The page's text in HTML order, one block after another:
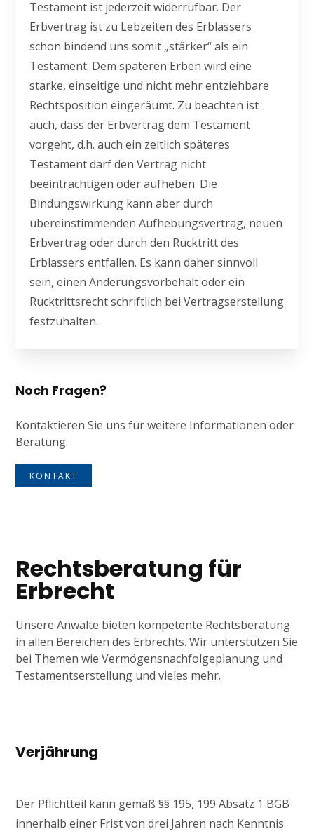
Testament ist jederzeit widerrufbar. Der
Erbvertrag ist zu Lebzeiten des Erblassers
schon bindend uns somit „stärker“ als ein
Testament. Dem späteren Erben wird eine
starke, einseitige und nicht mehr entziehbare
Rechtsposition eingeräumt. Zu beachten ist
auch, dass der Erbvertrag dem Testament
vorgeht, d.h. auch ein zeitlich späteres
Testament darf den Vertrag nicht
beeinträchtigen oder aufheben. Die
Bindungswirkung kann aber durch
übereinstimmenden Aufhebungsvertrag, neuen
Erbvertrag oder durch den Rücktritt des
Erblassers entfallen. Es kann daher sinnvoll
sein, einen Änderungsvorbehalt oder ein
Rücktrittsrecht schriftlich bei Vertragserstellung
festzuhalten.
Noch Fragen?
Kontaktieren Sie uns für weitere Informationen oder
Beratung.
KONTAKT
Rechtsberatung für
Erbrecht
Unsere Anwälte bieten kompetente Rechtsberatung
in allen Bereichen des Erbrechts. Wir unterstützen Sie
bei Themen wie Vermögensnachfolgeplanung und
Testamentserstellung und vieles mehr.
Verjährung
Der Pflichtteil kann gemäß §§ 195, 199 Absatz 1 BGB
innerhalb einer Frist von drei Jahren nach Kenntnis